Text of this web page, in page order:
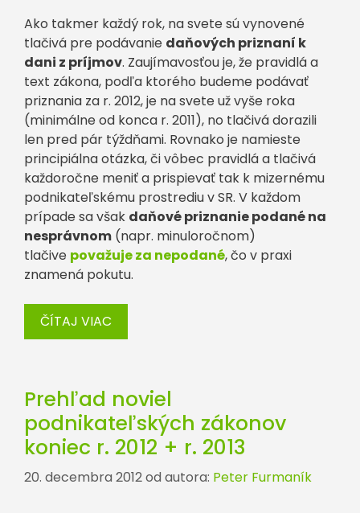
Ako takmer každý rok, na svete sú vynovené
tlačivá pre podávanie daňových priznaní k
dani z príjmov. Zaujímavosťou je, že pravidlá a
text zákona, podľa ktorého budeme podávať
priznania za r. 2012, je na svete už vyše roka
(minimálne od konca r. 2011), no tlačivá dorazili
len pred pár týždňami. Rovnako je namieste
principiálna otázka, či vôbec pravidlá a tlačivá
každoročne meniť a prispievať tak k mizernému
podnikateľskému prostrediu v SR. V každom
prípade sa však daňové priznanie podané na
nesprávnom (napr. minuloročnom)
tlačive považuje za nepodané, čo v praxi
znamená pokutu.
ČÍTAJ VIAC
Prehľad noviel
podnikateľských zákonov
koniec r. 2012 + r. 2013
20. decembra 2012od autora: Peter Furmaník